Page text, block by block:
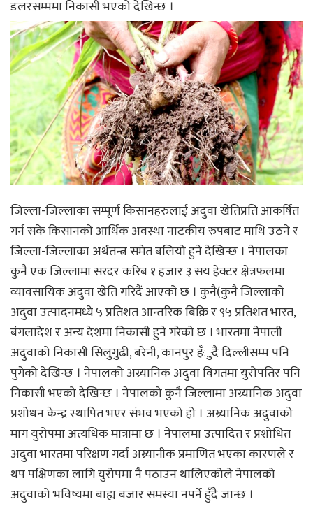
डलरसम्ममा निकासी भएको देखिन्छ ।
जिल्ला-जिल्लाका सम्पूर्ण किसानहरुलाई अदुवा खेतिप्रति आकर्षित
गर्न सके किसानको आर्थिक अवस्था नाटकीय रुपबाट माथि उठने र
जिल्ला-जिल्लाका अर्थतन्त्र समेत बलियो हुने देखिन्छ । नेपालका
कुनै एक जिल्लामा सरदर करिब १ हजार ३ सय हेक्टर क्षेत्रफलमा
व्यावसायिक अदुवा खेति गरिदैं आएको छ । कुनै(कुनै जिल्लाको
अदुवा उत्पादनमध्ये ५ प्रतिशत आन्तरिक बिक्रि र ९५ प्रतिशत भारत,
बंगलादेश र अन्य देशमा निकासी हुने गरेको छ । भारतमा नेपाली
अदुवाको निकासी सिलुगुढी, बरेनी, कानपुर हँुदै दिल्लीसम्म पनि
पुगेको देखिन्छ । नेपालको अग्र्यानिक अदुवा विगतमा युरोपतिर पनि
निकासी भएको देखिन्छ । नेपालको कुनै जिल्लामा अग्र्यानिक अदुवा
प्रशोधन केन्द्र स्थापित भएर संभव भएको हो । अग्र्यानिक अदुवाको
माग युरोपमा अत्यधिक मात्रामा छ । नेपालमा उत्पादित र प्रशोधित
अदुवा भारतमा परिक्षण गर्दा अग्र्यानीक प्रमाणित भएका कारणले र
थप पक्षिणका लागि युरोपमा नै पठाउन थालिएकोले नेपालको
अदुवाको भविष्यमा बाह्य बजार समस्या नपर्ने हुँदै जान्छ ।